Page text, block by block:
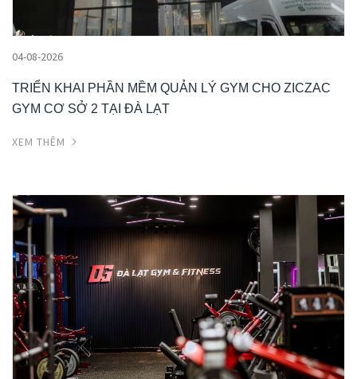
04-08-2026
TRIỂN KHAI PHẦN MỀM QUẢN LÝ GYM CHO ZICZAC
GYM CƠ SỞ 2 TẠI ĐÀ LẠT
XEM THÊM